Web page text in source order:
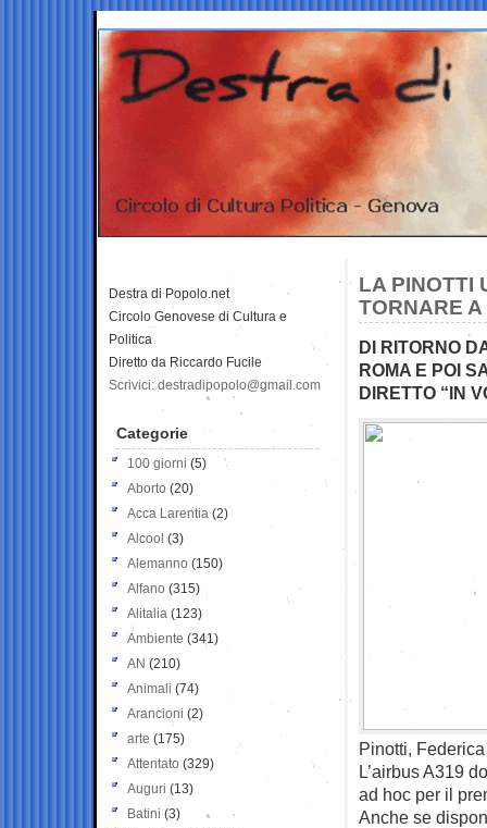
LA PINOTTI
TORNARE
DI RITORNO
ROMA E POI
DIRETTO “IN
Pinotti,
L’airbus A319
ad hoc per il
Anche se
Destra di Popolo.net
Circolo Genovese di Cultura e
Politica
Diretto da Riccardo Fucile
Scrivici: destradipopolo@gmail.com
Categorie
100 giorni (5)
Aborto (20)
Acca Larentia (2)
Alcool (3)
Alemanno (150)
Alfano (315)
Alitalia (123)
Ambiente (341)
AN (210)
Animali (74)
Arancioni (2)
arte (175)
Attentato (329)
Auguri (13)
Batini (3)